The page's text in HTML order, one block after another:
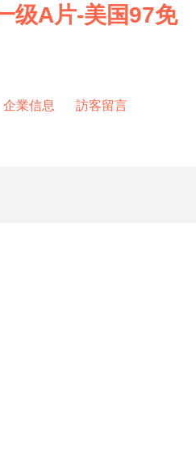
级A片-美国97免
企業信息 訪客留言